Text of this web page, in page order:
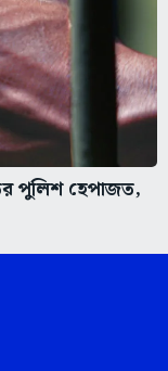
পুলিশ হেপাজত,